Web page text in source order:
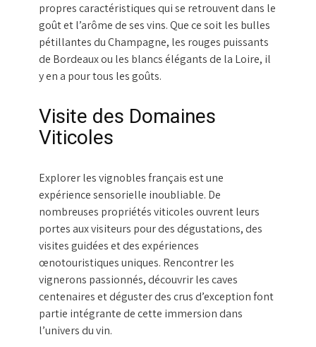
propres caractéristiques qui se retrouvent dans le
goût et l’arôme de ses vins. Que ce soit les bulles
pétillantes du Champagne, les rouges puissants
de Bordeaux ou les blancs élégants de la Loire, il
y en a pour tous les goûts.
Visite des Domaines
Viticoles
Explorer les vignobles français est une
expérience sensorielle inoubliable. De
nombreuses propriétés viticoles ouvrent leurs
portes aux visiteurs pour des dégustations, des
visites guidées et des expériences
œnotouristiques uniques. Rencontrer les
vignerons passionnés, découvrir les caves
centenaires et déguster des crus d’exception font
partie intégrante de cette immersion dans
l’univers du vin.